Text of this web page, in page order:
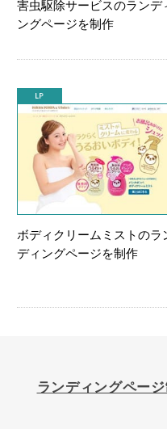
害虫駆除サービスのランデ
ングページを制作
ボディクリームミストのラ
ディングページを制作
ランディングペー